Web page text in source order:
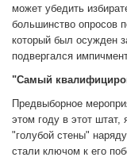
может убедить
большинство опросов
который был осужден
подвергался
"Самый
Предвыборное
этом году в этот
"голубой стены"
стали ключом к его